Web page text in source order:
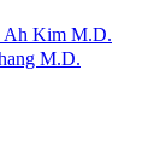
Ah Kim M.D.
M.D.